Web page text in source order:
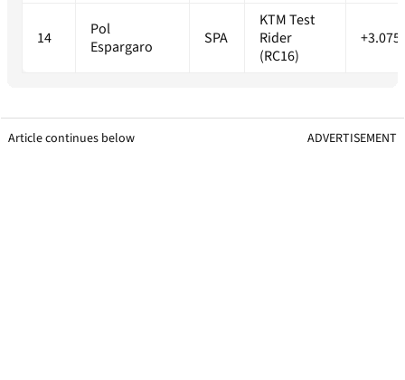
14
Pol
Espargaro
SPA
KTM Test
Rider
(RC16)
Article continues below ADVERTISEMENT